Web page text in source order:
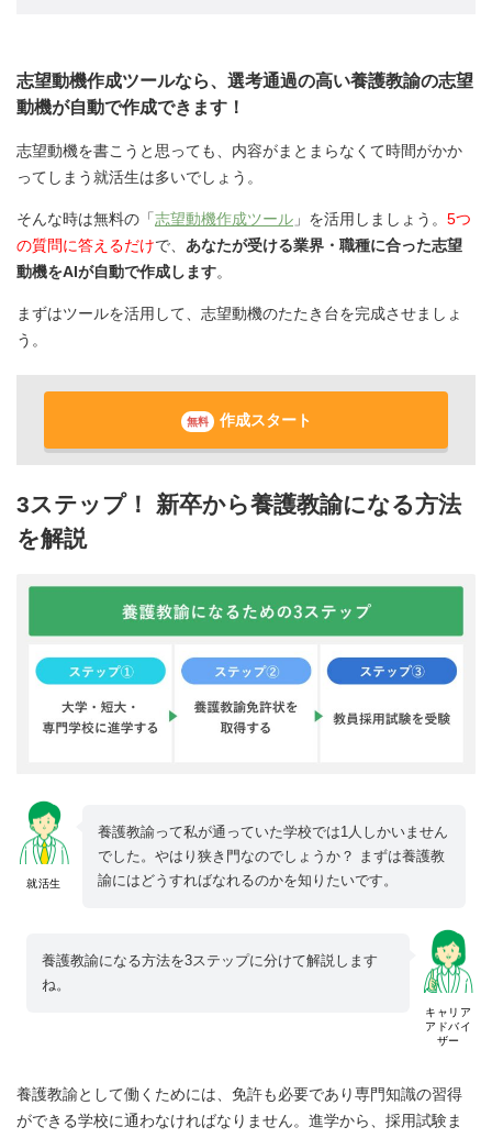
志望動機作成ツールなら、選考通過の高い養護教諭の志望
動機が自動で作成できます！
志望動機を書こうと思っても、内容がまとまらなくて時間がかか
ってしまう就活生は多いでしょう。
そんな時は無料の「志望動機作成ツール 」を活用しましょう。 5つ
の質問に答えるだけで、 あなたが受ける業界・職種に合った志望
動機をAIが自動で作成します。
まずはツールを活用して、志望動機のたたき台を完成させましょ
う。
無料 作成スタート
3ステップ！ 新卒から養護教諭になる方法
を解説
就活生
養護教諭って私が通っていた学校では1人しかいません
でした。やはり狭き門なのでしょうか？ まずは養護教
諭にはどうすればなれるのかを知りたいです。
キャリア
アドバイ
ザー
養護教諭になる方法を3ステップに分けて解説します
ね。
養護教諭として働くためには、免許も必要であり専門知識の習得
ができる学校に通わなければなりません。進学から、採用試験ま